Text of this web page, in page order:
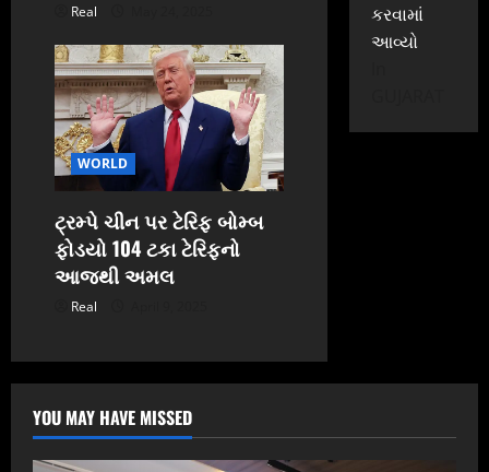
Real
WORLD
ટ્રમ્પે ચીન પર ટેરિફ બોમ્બ
ફોડયો 104 ટકા ટેરિફનો
આજથી અમલ
Real
કરવામાં
આવ્યો
YOU MAY HAVE MISSED